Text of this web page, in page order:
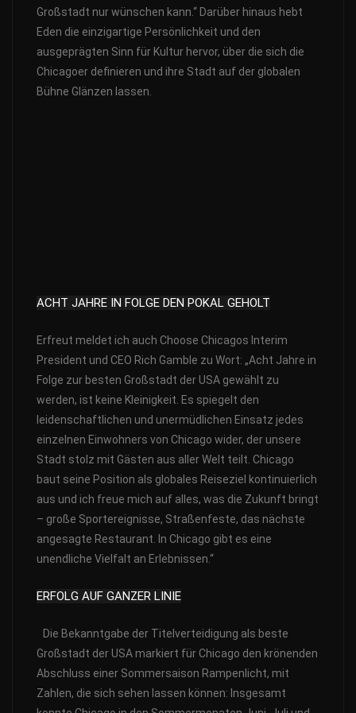
Großstadt nur wünschen kann.“ Darüber hinaus hebt
Eden die einzigartige Persönlichkeit und den
ausgeprägten Sinn für Kultur hervor, über die sich die
Chicagoer definieren und ihre Stadt auf der globalen
Bühne Glänzen lassen.
ACHT JAHRE IN FOLGE DEN POKAL GEHOLT
Erfreut meldet ich auch Choose Chicagos Interim
President und CEO Rich Gamble zu Wort: „Acht Jahre in
Folge zur besten Großstadt der USA gewählt zu
werden, ist keine Kleinigkeit. Es spiegelt den
leidenschaftlichen und unermüdlichen Einsatz jedes
einzelnen Einwohners von Chicago wider, der unsere
Stadt stolz mit Gästen aus aller Welt teilt. Chicago
baut seine Position als globales Reiseziel kontinuierlich
aus und ich freue mich auf alles, was die Zukunft bringt
– große Sportereignisse, Straßenfeste, das nächste
angesagte Restaurant. In Chicago gibt es eine
unendliche Vielfalt an Erlebnissen.“
ERFOLG AUF GANZER LINIE
Die Bekanntgabe der Titelverteidigung als beste
Großstadt der USA markiert für Chicago den krönenden
Abschluss einer Sommersaison Rampenlicht, mit
Zahlen, die sich sehen lassen können: Insgesamt